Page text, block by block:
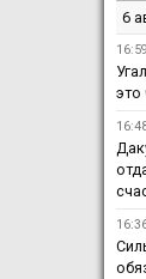
6
16:59
это